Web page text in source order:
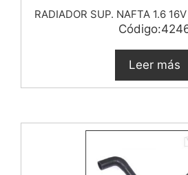
RADIADOR SUP. NAFTA 1.6
Leer más